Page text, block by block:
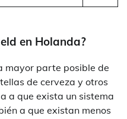
en Holanda?
mayor parte posible de
de cerveza y otros
a que exista un sistema
a que existan menos